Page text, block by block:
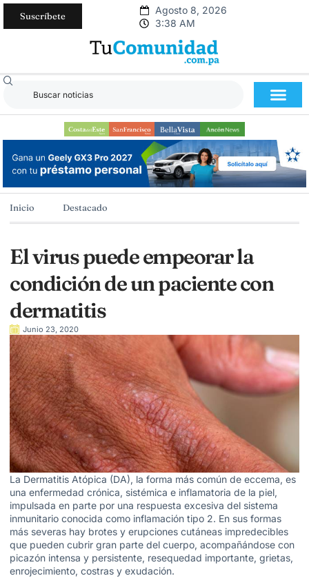
Suscríbete
Agosto 8, 2026
3:38 AM
Inicio Destacado
El virus puede empeorar la
condición de un paciente con
dermatitis
Junio 23, 2020
La Dermatitis Atópica (DA), la forma más común de eccema, es
una enfermedad crónica, sistémica e inflamatoria de la piel,
impulsada en parte por una respuesta excesiva del sistema
inmunitario conocida como inflamación tipo 2. En sus formas
más severas hay brotes y erupciones cutáneas impredecibles
que pueden cubrir gran parte del cuerpo, acompañándose con
picazón intensa y persistente, resequedad importante, grietas,
enrojecimiento, costras y exudación.